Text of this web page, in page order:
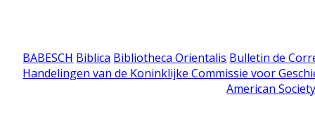
BABESCH Biblica Bibliotheca Orientalis Bulletin de
Handelingen van de Koninklijke Commissie voor
American